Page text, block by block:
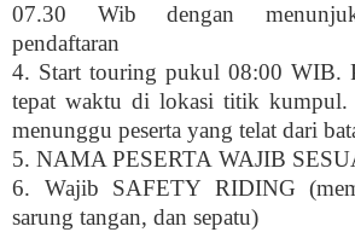
07.30 Wib dengan
pendaftaran
4. Start touring pukul 08:00 WIB.
tepat waktu di lokasi titik kumpul.
menunggu peserta yang telat dari
5. NAMA PESERTA WAJIB
6. Wajib SAFETY RIDING
sarung tangan, dan sepatu)